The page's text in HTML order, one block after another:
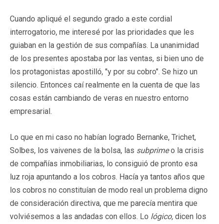
Cuando apliqué el segundo grado a este cordial
interrogatorio, me interesé por las prioridades que les
guiaban en la gestión de sus compañías. La unanimidad
de los presentes apostaba por las ventas, si bien uno de
los protagonistas apostilló, "y por su cobro". Se hizo un
silencio. Entonces caí realmente en la cuenta de que las
cosas están cambiando de veras en nuestro entorno
empresarial.
Lo que en mi caso no habían logrado Bernanke, Trichet,
Solbes, los vaivenes de la bolsa, las subprimeo la crisis
de compañías inmobiliarias, lo consiguió de pronto esa
luz roja apuntando a los cobros. Hacía ya tantos años que
los cobros no constituían de modo real un problema digno
de consideración directiva, que me parecía mentira que
volviésemos a las andadas con ellos. Lo lógico, dicen los